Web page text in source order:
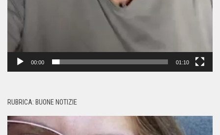
00:00 01:10
RUBRICA: BUONE NOTIZIE